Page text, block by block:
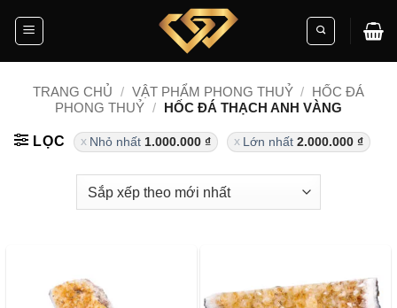
TRANG CHỦ / VẬT PHẨM PHONG THUỶ / HỐC ĐÁ
PHONG THUỶ / HỐC ĐÁ THẠCH ANH VÀNG
LỌC Nhỏ nhất 1.000.000 ₫ Lớn nhất 2.000.000 ₫